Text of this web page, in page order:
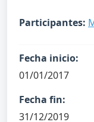
Participantes:
Fecha inicio:
01/01/2017
Fecha fin:
31/12/2019